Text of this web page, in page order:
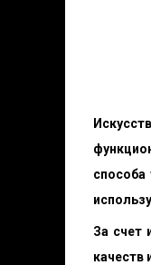
За счет
качеств